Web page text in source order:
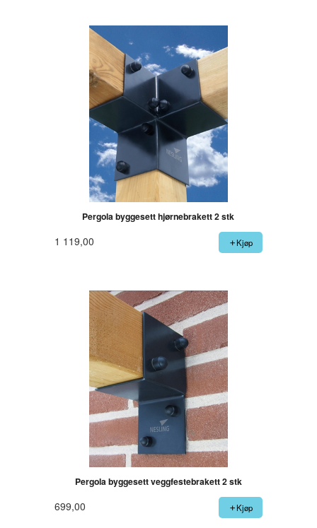
Pergola byggesett hjørnebrakett 2 stk
1 119,00 Kjøp
Pergola byggesett veggfestebrakett 2 stk
699,00 Kjøp